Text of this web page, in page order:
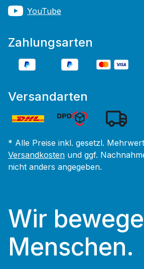
YouTube
Zahlungsarten
Versandarten
* Alle Preise inkl. gesetzl.
Versandkosten und ggf.
nicht anders angegeben.
Wir
Menschen.